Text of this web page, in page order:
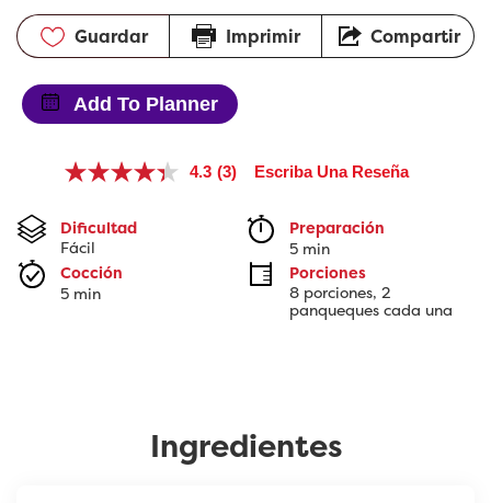
Guardar Imprimir Compartir
Add To Planner
4.3 Lea
reseñas.
Enlace
misma
(3) Escriba Una Reseña
Dificultad
Fácil
Preparación
5 min
Cocción
5 min
Porciones
8 porciones, 2
panqueques cada una
Ingredientes